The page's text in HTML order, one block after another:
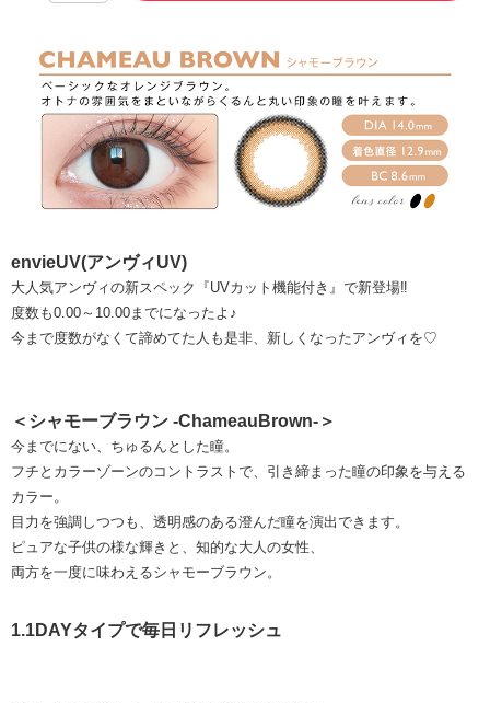
envieUV(アンヴィUV)
大人気アンヴィの新スペック『UVカット機能付き』で新登場‼
度数も0.00～10.00までになったよ♪
今まで度数がなくて諦めてた人も是非、新しくなったアンヴィを♡
＜シャモーブラウン -ChameauBrown-＞
今までにない、ちゅるんとした瞳。
フチとカラーゾーンのコントラストで、引き締まった瞳の印象を与える
カラー。
目力を強調しつつも、透明感のある澄んだ瞳を演出できます。
ピュアな子供の様な輝きと、知的な大人の女性、
両方を一度に味わえるシャモーブラウン。
1.1DAYタイプで毎日リフレッシュ